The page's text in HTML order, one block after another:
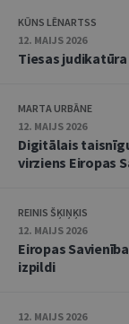
KŪNS LĒNARTSS
12. MAIJS 2026
Tiesas
MARTA URBĀNE
12. MAIJS 2026
Digitālais
virziens Eiropas
REINIS ŠĶIŅĶIS
12. MAIJS 2026
Eiropas
izpildi
12. MAIJS 2026